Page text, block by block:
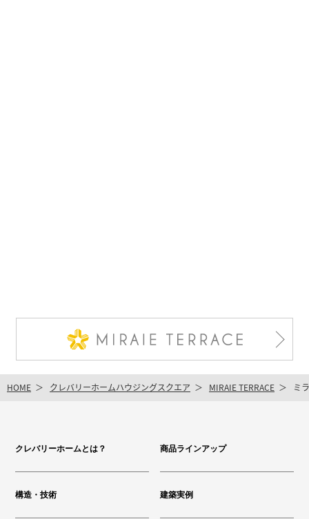
HOME クレバリーホームハウジングスクエア MIRAIE TERRACE ミ
クレバリーホームとは？ 商品ラインアップ
構造・技術 建築実例